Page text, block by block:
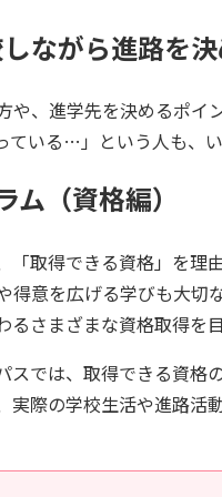
ながら進路を
や、進学先を決めるポイ
ている…」という人も、
ム（資格編）
「取得できる資格」を理
得意を広げる学びも大
るさまざまな資格取得を
スでは、取得できる資格
実際の学校生活や進路活